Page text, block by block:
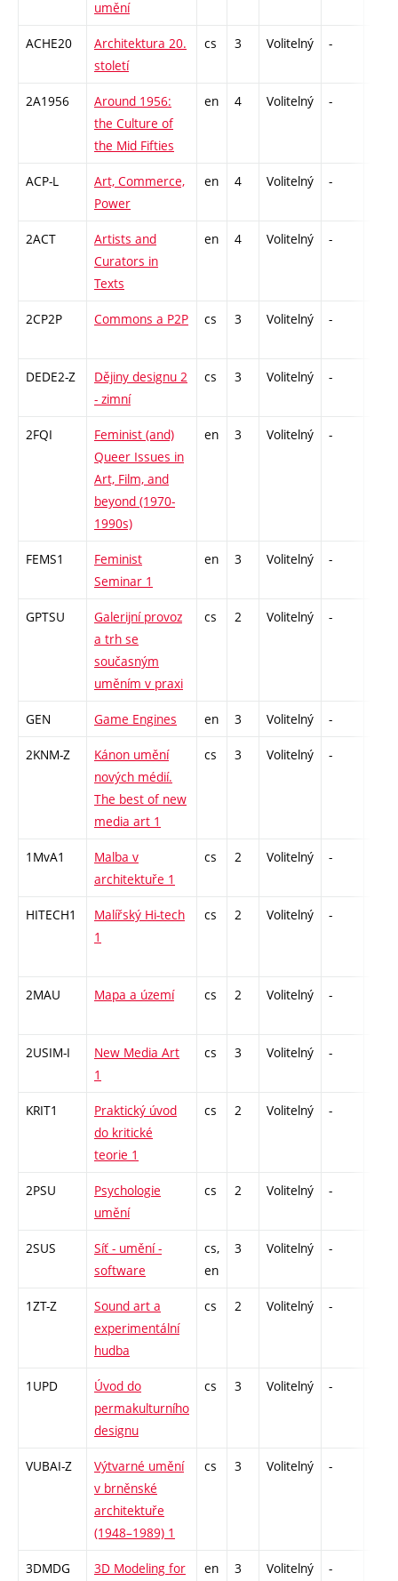
umění
ACHE20
Architektura 20.
století
cs 3 Volitelný -
2A1956
Around 1956:
the Culture of
the Mid Fifties
en 4 Volitelný -
ACP-L
Art, Commerce,
Power
en 4 Volitelný -
2ACT
Artists and
Curators in
Texts
en 4 Volitelný -
2CP2P Commons a P2P cs 3 Volitelný -
DEDE2-Z
Dějiny designu 2
- zimní
cs 3 Volitelný -
2FQI
Feminist (and)
Queer Issues in
Art, Film, and
beyond (1970-
1990s)
en 3 Volitelný -
FEMS1
Feminist
Seminar 1
en 3 Volitelný -
GPTSU
Galerijní provoz
a trh se
současným
uměním v praxi
cs 2 Volitelný -
GEN Game Engines en 3 Volitelný -
2KNM-Z
Kánon umění
nových médií.
The best of new
media art 1
cs 3 Volitelný -
1MvA1
Malba v
architektuře 1
cs 2 Volitelný -
HITECH1
Malířský Hi-tech
1
cs 2 Volitelný -
2MAU Mapa a území cs 2 Volitelný -
2USIM-I
New Media Art
1
cs 3 Volitelný -
KRIT1
Praktický úvod
do kritické
teorie 1
cs 2 Volitelný -
2PSU
Psychologie
umění
cs 2 Volitelný -
2SUS
Síť - umění -
software
cs,
en
3 Volitelný -
1ZT-Z
Sound art a
experimentální
hudba
cs 2 Volitelný -
1UPD
Úvod do
permakulturního
designu
cs 3 Volitelný -
VUBAI-Z
Výtvarné umění
v brněnské
architektuře
(1948–1989) 1
cs 3 Volitelný -
3DMDG
3D Modeling for
en 3 Volitelný -